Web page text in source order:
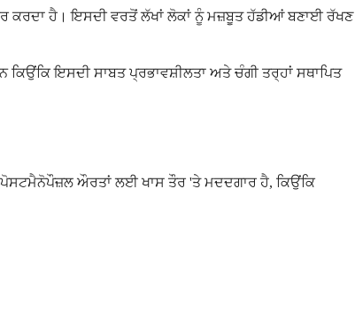
ਕਰਦਾ ਹੈ। ਇਸਦੀ ਵਰਤੋਂ ਲੱਖਾਂ ਲੋਕਾਂ ਨੂੰ ਮਜ਼ਬੂਤ ​​ਹੱਡੀਆਂ ਬਣਾਈ ਰੱਖਣ
ਇਸਦੀ ਸਾਬਤ ਪ੍ਰਭਾਵਸ਼ੀਲਤਾ ਅਤੇ ਚੰਗੀ ਤਰ੍ਹਾਂ ਸਥਾਪਿਤ
ਔਰਤਾਂ ਲਈ ਖਾਸ ਤੌਰ 'ਤੇ ਮਦਦਗਾਰ ਹੈ, ਕਿਉਂਕਿ